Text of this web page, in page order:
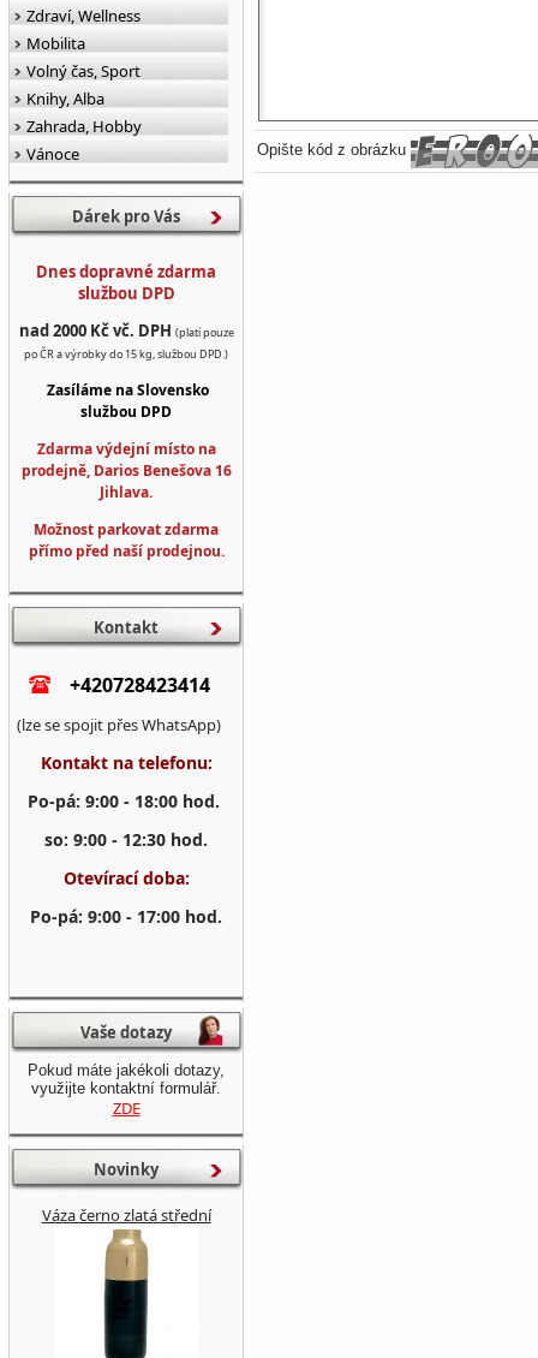
Opište kód z obrázku
Zdraví, Wellness
Mobilita
Volný čas, Sport
Knihy, Alba
Zahrada, Hobby
Vánoce
Dárek pro Vás
Dnes dopravné zdarma
službou DPD
nad 2000 Kč vč. DPH (platí pouze
po ČR a výrobky do 15 kg, službou DPD.)
Zasíláme na Slovensko
službou DPD
Zdarma výdejní místo na
prodejně, Darios Benešova 16
Jihlava.
Možnost parkovat zdarma
přímo před naší prodejnou.
Kontakt
+420728423414
(lze se spojit přes WhatsApp)
Kontakt na telefonu:
Po-pá: 9:00 - 18:00 hod.
so: 9:00 - 12:30 hod.
Otevírací doba:
Po-pá: 9:00 - 17:00 hod.
Vaše dotazy
Pokud máte jakékoli dotazy,
využijte kontaktní formulář.
ZDE
Novinky
Váza černo zlatá střední